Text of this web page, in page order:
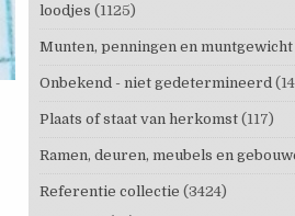
loodjes (1125)
Munten, penningen en muntgewicht
Onbekend - niet gedetermineerd
Plaats of staat van herkomst (117)
Ramen, deuren, meubels en
Referentie collectie (3424)